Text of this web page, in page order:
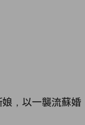
，以一襲流蘇婚